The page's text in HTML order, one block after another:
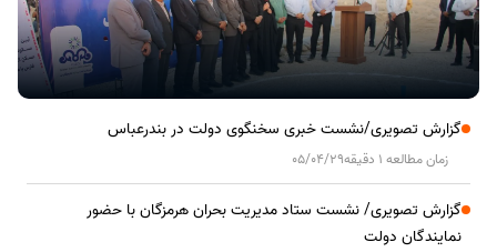
گزارش تصویری/نشست خبری سخنگوی دولت در بندرعباس
زمان مطالعه 1 دقیقه 05/04/29
گزارش تصویری/ نشست ستاد مدیریت بحران هرمزگان با حضور
نمایندگان دولت